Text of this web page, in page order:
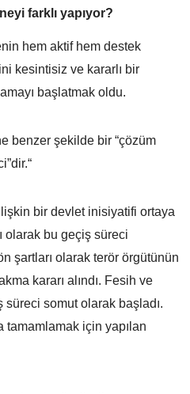
farklı yapıyor?
hem aktif hem destek
kesintisiz ve kararlı bir
başlatmak oldu.
benzer şekilde bir “çözüm
bir devlet inisiyatifi ortaya
olarak bu geçiş süreci
şartları olarak terör örgütünün
kararı alındı. Fesih ve
süreci somut olarak başladı.
tamamlamak için yapılan